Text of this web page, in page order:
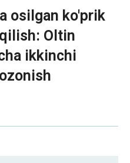
osilgan ko'prik
Oltin
ikkinchi